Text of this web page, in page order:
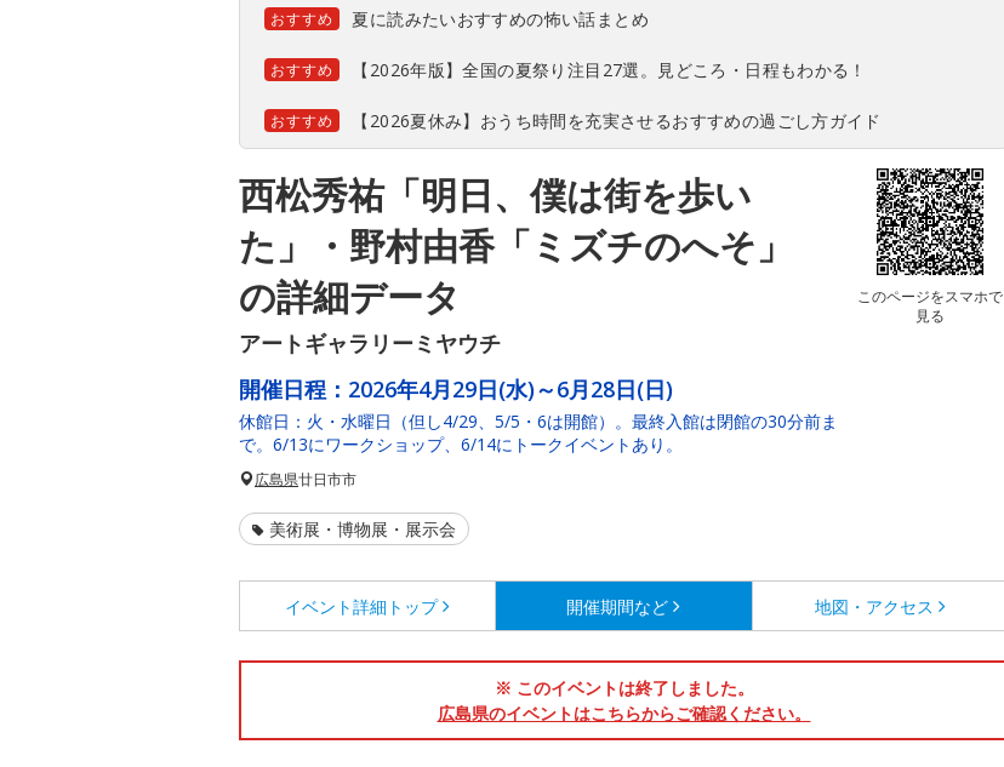
おすすめ 夏に読みたいおすすめの怖い話まとめ
おすすめ 【2026年版】全国の夏祭り注目27選。見どころ・日程もわかる！
おすすめ 【2026夏休み】おうち時間を充実させるおすすめの過ごし方ガイド
西松秀祐「明日、僕は街を歩い
た」・野村由香「ミズチのへそ」
の詳細データ
アートギャラリーミヤウチ
このページをスマホで
見る
開催日程： 2026年4月29日(水)～6月28日(日)
休館日：火・水曜日（但し4/29、5/5・6は開館）。最終入館は閉館の30分前ま
で。6/13にワークショップ、6/14にトークイベントあり。
広島県廿日市市
美術展・博物展・展示会
イベント詳細 トップ 開催期間など 地図・アクセス
※ このイベントは終了しました。
広島県のイベントはこちらからご確認ください。